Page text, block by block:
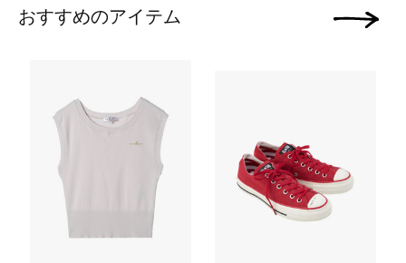
おすすめのアイテム 次の画像